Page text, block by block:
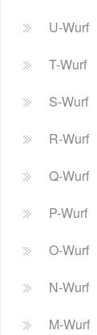
U-Wurf
T-Wurf
S-Wurf
R-Wurf
Q-Wurf
P-Wurf
O-Wurf
N-Wurf
M-Wurf